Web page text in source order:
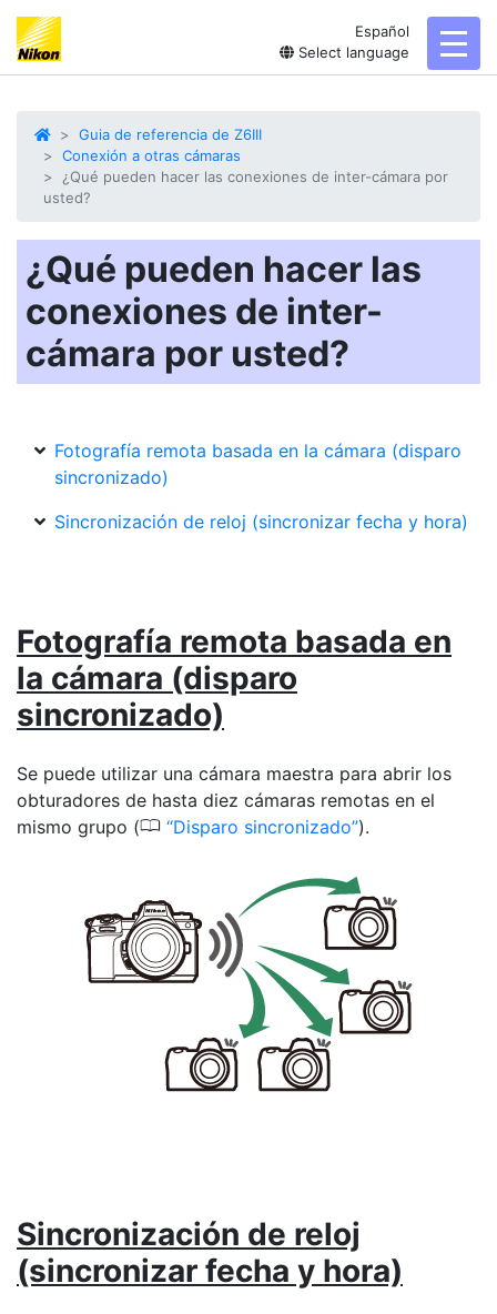
Español
Select language
Guia de referencia de Z6III
Conexión a otras cámaras
¿Qué pueden hacer las conexiones de inter-cámara por
usted?
¿Qué pueden hacer las
conexiones de inter-
cámara por usted?
Fotografía remota basada en la cámara (disparo
sincronizado)
Sincronización de reloj (sincronizar fecha y hora)
Fotografía remota basada en
la cámara (disparo
sincronizado)
Se puede utilizar una cámara maestra para abrir los
obturadores de hasta diez cámaras remotas en el
mismo grupo (0 Disparo sincronizado ).
Sincronización de reloj
(sincronizar fecha y hora)